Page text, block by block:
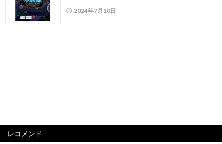
2024年7月10日
レコメンド